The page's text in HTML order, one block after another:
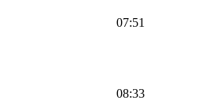
07:51
08:33